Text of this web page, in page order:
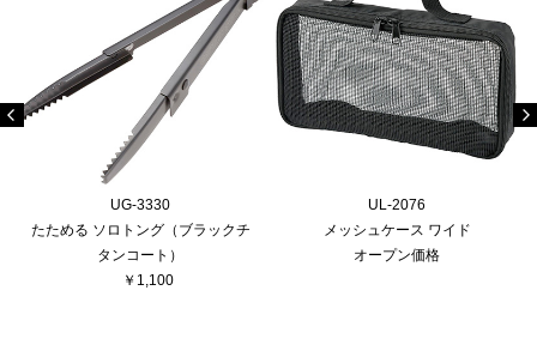
UG-3330
たためる ソロトング（ブラックチ
タンコート）
￥1,100
UL-2076
メッシュケース ワイド
オープン価格